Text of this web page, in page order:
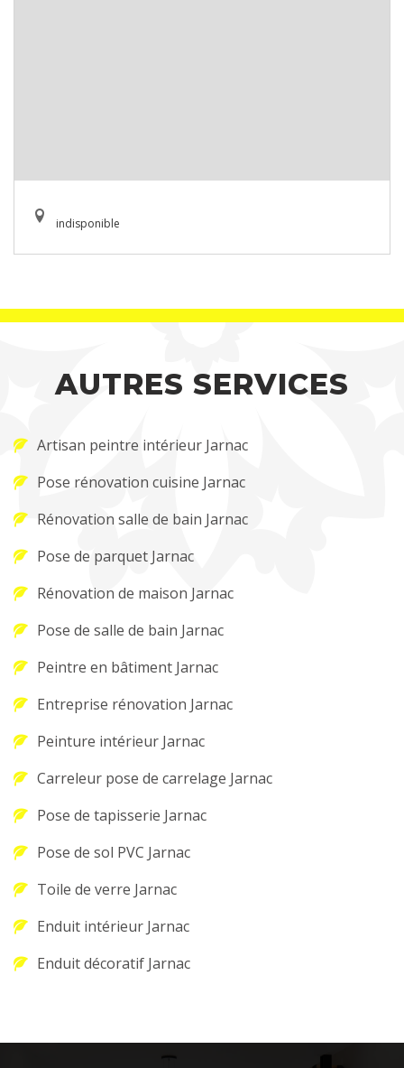
indisponible
AUTRES SERVICES
Artisan peintre intérieur Jarnac
Pose rénovation cuisine Jarnac
Rénovation salle de bain Jarnac
Pose de parquet Jarnac
Rénovation de maison Jarnac
Pose de salle de bain Jarnac
Peintre en bâtiment Jarnac
Entreprise rénovation Jarnac
Peinture intérieur Jarnac
Carreleur pose de carrelage Jarnac
Pose de tapisserie Jarnac
Pose de sol PVC Jarnac
Toile de verre Jarnac
Enduit intérieur Jarnac
Enduit décoratif Jarnac